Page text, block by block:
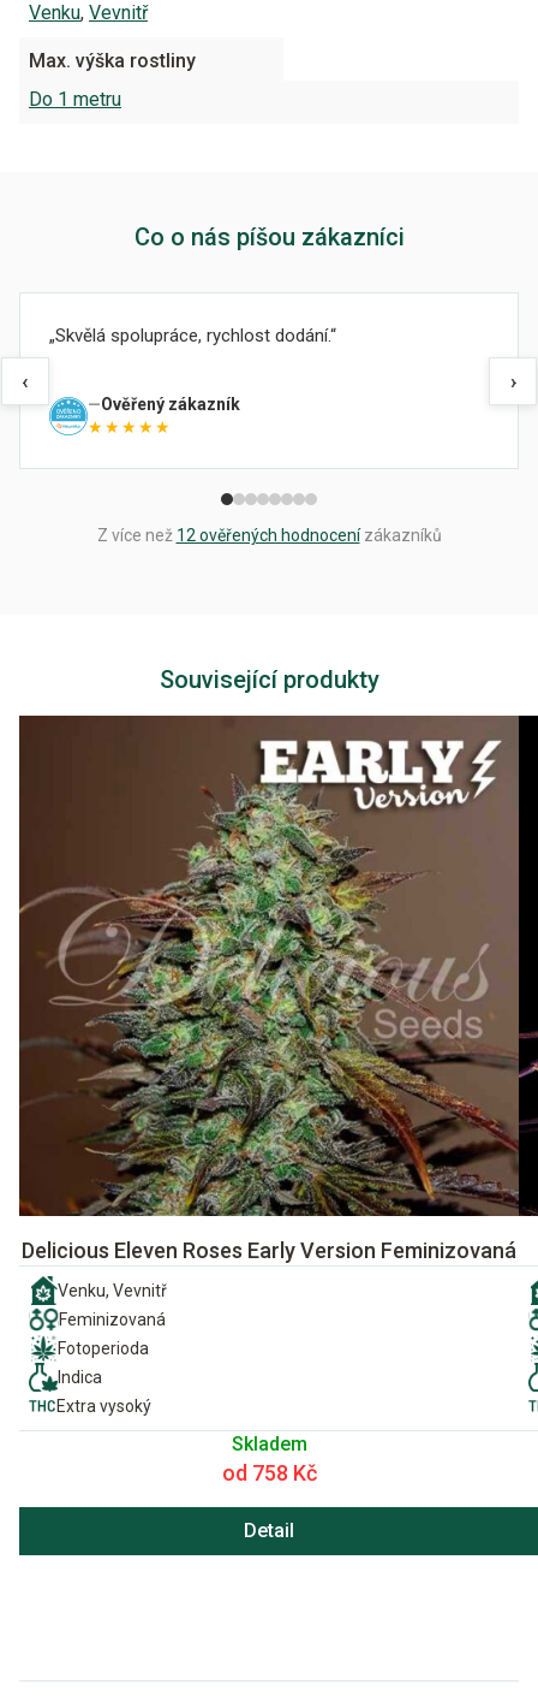
Venku, Vevnitř
Max. výška rostliny
Do 1 metru
Co o nás píšou zákazníci
‹
Skvělá spolupráce, rychlost dodání.
Ověřený zákazník
★★★★★
›
Z více než 12 ověřených hodnocenízákazníků
Související produkty
Delicious Eleven Roses Early Version Feminizovaná
Venku, Vevnitř
Feminizovaná
Fotoperioda
Indica
Extra vysoký
Skladem
od 758 Kč
Detail